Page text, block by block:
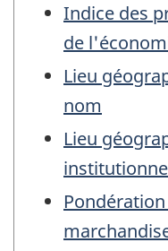
Indice des
de
Lieu
nom
Lieu